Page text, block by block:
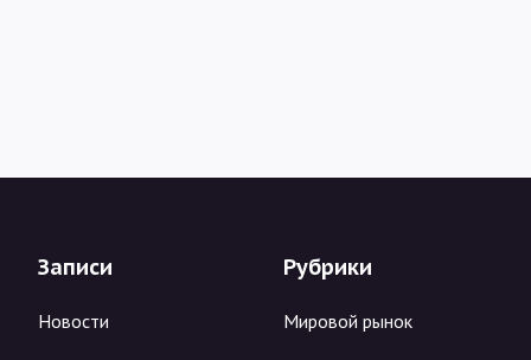
Записи
Новости
Рубрики
Мировой рынок